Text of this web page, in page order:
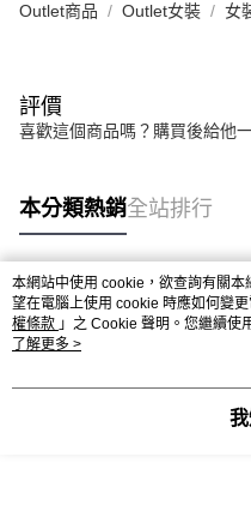
Outlet商品 Outlet女裝 女
評價
喜歡這個商品嗎？購買後給他
本分類熱銷全站排行
熱門標籤
本網站中使用 cookie，欲查詢有關
望在電腦上使用 cookie 時應如何變
權條款 」之 Cookie 聲明。您繼續使
用條款之 Cookie 聲明使用 cookie。
了解更多 >